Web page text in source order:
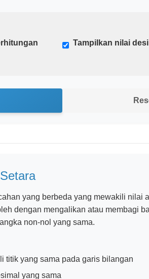
Tampilkan nilai
yang berbeda yang mewakili nilai
dengan mengalikan atau membagi
non-nol yang sama.
titik yang sama pada garis bilangan
yang sama